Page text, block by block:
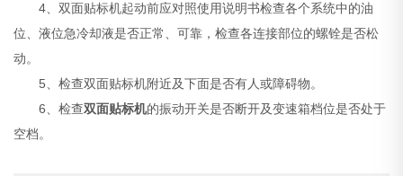
4、双面贴标机起动前应对照使用说明书检查各个系统中的油
位、液位急冷却液是否正常、可靠，检查各连接部位的螺铨是否松
动。
5、检查双面贴标机附近及下面是否有人或障碍物。
6、检查双面贴标机的振动开关是否断开及变速箱档位是否处于
空档。